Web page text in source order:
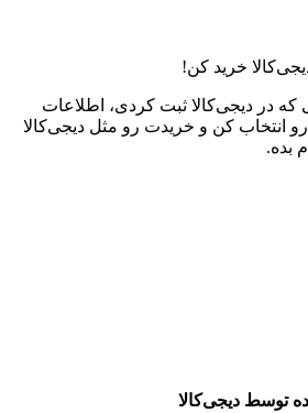
خرید کن!
که در دیجی‌کالا ثبت کردی، اطلاعات
انتخاب کن و خریدت رو مثل دیجی‌کالا
بده.
توسط دیجی‌کالا